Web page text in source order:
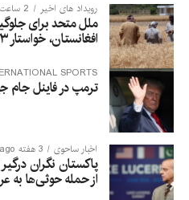
رویداد های اخیر 2 ساعت ago
ملل متحد برای
افغانستان، خواستار ۳۸.۳ میلیون دالر کمک شد
SPORTS
ترمپ در فاینل جام
اخبار ساحوی 3 هفته ago
پاکستان نگران
از حمله حوثی‌ها به